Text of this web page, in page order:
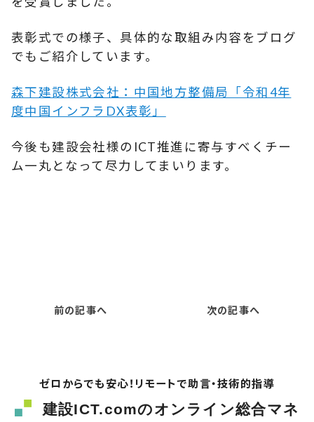
表彰式での様子、具体的な取組み内容をブログ
でもご紹介しています。
森下建設株式会社：中国地方整備局「令和4年
度中国インフラDX表彰」
今後も建設会社様のICT推進に寄与すべくチー
ム一丸となって尽力してまいります。
前の記事へ 次の記事へ
ゼロからでも安心！リモートで助言・技術的指導
建設ICT.comのオンライン総合マネ